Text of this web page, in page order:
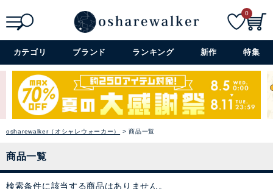
詳細検索+
0
カテゴリ ブランド ランキング 新作 特集
osharewalker（オシャレウォーカー） 商品一覧
商品一覧
検索条件に該当する商品はありません。